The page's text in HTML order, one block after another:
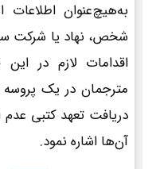
به‌هیچ‌عنوان
شخص، نهاد یا شرکت
اقدامات لازم در
مترجمان در یک
دریافت تعهد کتبی عدم
آن‌ها اشاره نمود.